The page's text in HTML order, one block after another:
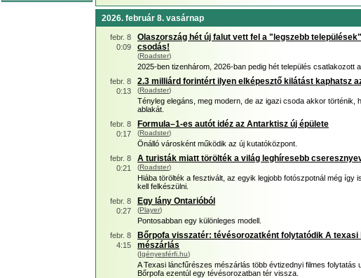
2026. február 8. vasárnap
febr. 8
0:09
Olaszország hét új falut vett fel a "legszebb
csodás!
(Roadster)
2025-ben tizenhárom, 2026-ban pedig hét település csatlakozott a
febr. 8
0:13
2.3 milliárd forintért ilyen elképesztő kilátást kaphatsz
(Roadster)
Tényleg elegáns, meg modern, de az igazi csoda akkor történik,
ablakát.
febr. 8
0:17
Formula–1-es autót idéz az Antarktisz új épülete
(Roadster)
Önálló városként működik az új kutatóközpont.
febr. 8
0:21
A turisták miatt törölték a világ leghíresebb
(Roadster)
Hiába törölték a fesztivált, az egyik legjobb fotószpotnál még így
kell felkészülni.
febr. 8
0:27
Egy lány Ontarióból
(Player)
Pontosabban egy különleges modell.
febr. 8
4:15
Bőrpofa visszatér: tévésorozatként folytatódik A texasi
mészárlás
(Igényesférfi.hu)
A Texasi láncfűrészes mészárlás több évtizednyi filmes folytatás
Bőrpofa ezentúl egy tévésorozatban tér vissza.